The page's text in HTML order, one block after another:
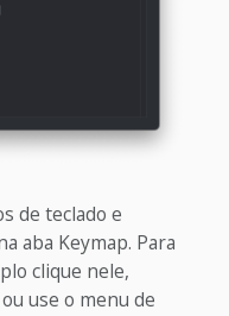
de teclado e
aba Keymap. Para
clique nele,
ou use o menu de